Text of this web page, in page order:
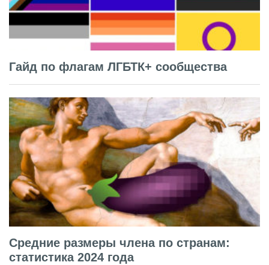
Гайд по флагам ЛГБТК+ сообщества
Средние размеры члена по странам:
статистика 2024 года